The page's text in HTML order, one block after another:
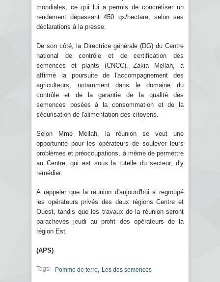
mondiales, ce qui lui a permis de concrétiser un
rendement dépassant 450 qx/hectare, selon ses
déclarations à la presse.
De son côté, la Directrice générale (DG) du Centre
national de contrôle et de certification des
semences et plants (CNCC), Zakia Mellah, a
affirmé la poursuite de l'accompagnement des
agriculteurs, notamment dans le domaine du
contrôle et de la garantie de la qualité des
semences posées à la consommation et de la
sécurisation de l'alimentation des citoyens.
Selon Mme Mellah, la réunion se veut une
opportunité pour les opérateurs de soulever leurs
problèmes et préoccupations, à même de permettre
au Centre, qui est sous la tutelle du secteur, d'y
remédier.
A rappeler que la réunion d'aujourd'hui a regroupé
les opérateurs privés des deux régions Centre et
Ouest, tandis que les travaux de la réunion seront
parachevés jeudi au profit des opérateurs de la
région Est.
(APS)
Tags: Pomme de terre Les des semences